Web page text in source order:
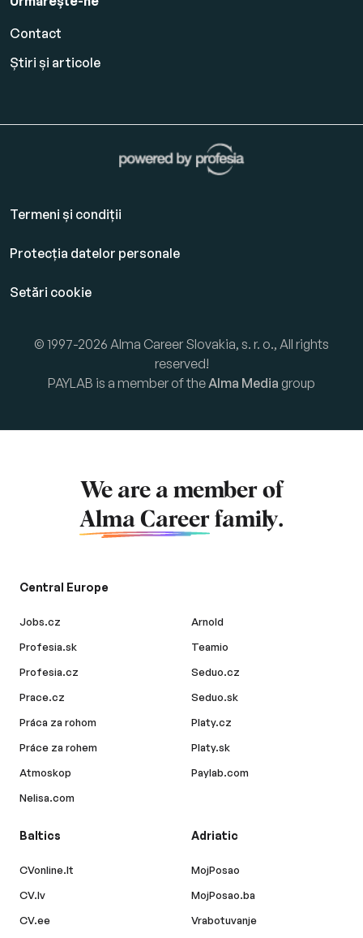
Contact
Știri și articole
Termeni și condiții
Protecția datelor personale
Setări cookie
© 1997-2026 Alma Career Slovakia, s. r. o., All rights
reserved!
PAYLAB is a member of theAlma Media group
We are a member of
Alma Career family.
Central Europe
Jobs.cz
Profesia.sk
Profesia.cz
Prace.cz
Práca za rohom
Práce za rohem
Atmoskop
Nelisa.com
Arnold
Teamio
Seduo.cz
Seduo.sk
Platy.cz
Platy.sk
Paylab.com
Baltics
CVonline.lt
CV.lv
CV.ee
Adriatic
MojPosao
MojPosao.ba
Vrabotuvanje